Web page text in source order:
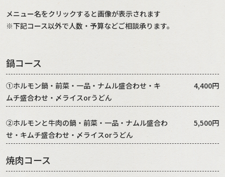
メニュー名をクリックすると画像が表示されます
※下記コース以外で人数・予算などご相談承ります。
鍋コース
①ホルモン鍋・前菜・一品・ナムル盛合わせ・キ
ムチ盛合わせ・〆ライスorうどん
4,400円
②ホルモンと牛肉の鍋・前菜・一品・ナムル盛合わ
せ・キムチ盛合わせ・〆ライスorうどん
5,500円
焼肉コース